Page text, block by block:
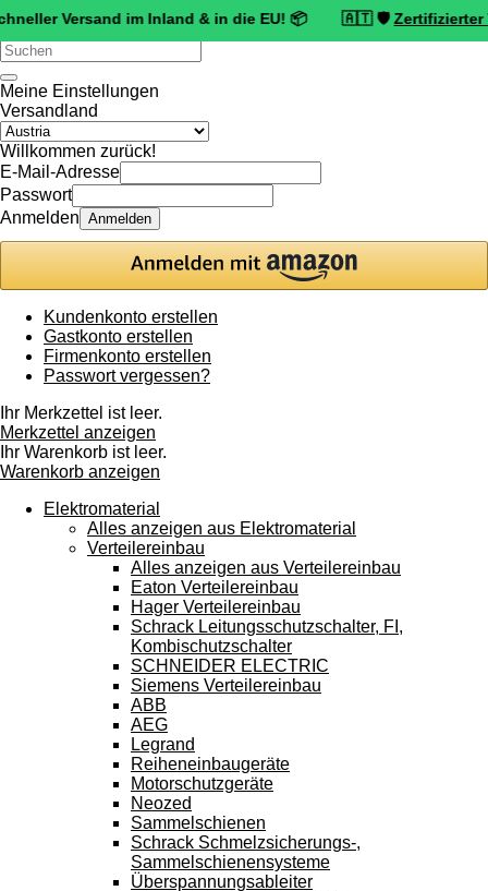
im Inland & in die EU! 📦 🇦🇹 🛡️ Zertifizierter Trusted
Verwende
die
oben
und
unten,
um
das
Ergebnis
auszuwählen.
Eingabetaste,
zum
ausgewählten
können
Touch-
und
Streichgesten
verwenden.
Meine Einstellungen
Versandland
Willkommen zurück!
E-Mail-Adresse
Passwort
Anmelden Anmelden
Kundenkonto erstellen
Gastkonto erstellen
Firmenkonto erstellen
Passwort vergessen?
Ihr Merkzettel ist leer.
Merkzettel anzeigen
Ihr Warenkorb ist leer.
Warenkorb anzeigen
Elektromaterial
Alles anzeigen aus Elektromaterial
Verteilereinbau
Alles anzeigen aus Verteilereinbau
Eaton Verteilereinbau
Hager Verteilereinbau
Schrack Leitungsschutzschalter, FI,
Kombischutzschalter
SCHNEIDER ELECTRIC
Siemens Verteilereinbau
ABB
AEG
Legrand
Reiheneinbaugeräte
Motorschutzgeräte
Neozed
Sammelschienen
Schrack Schmelzsicherungs-,
Sammelschienensysteme
Überspannungsableiter